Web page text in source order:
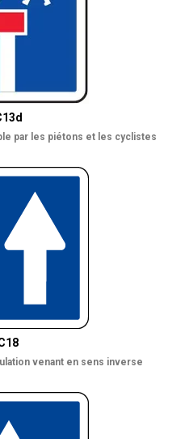
par les piétons et les cyclistes
venant en sens inverse